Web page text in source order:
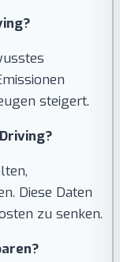
steigert.
Diese Daten
zu senken.